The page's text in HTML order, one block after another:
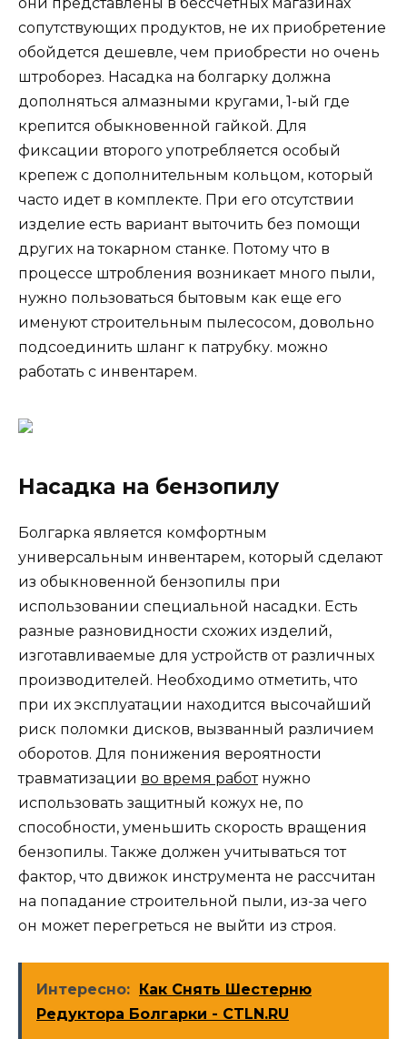
сопутствующих продуктов, не их приобретение
обойдется дешевле, чем приобрести но очень
штроборез. Насадка на болгарку должна
дополняться алмазными кругами, 1-ый где
крепится обыкновенной гайкой. Для
фиксации второго употребляется особый
крепеж с дополнительным кольцом, который
часто идет в комплекте. При его отсутствии
изделие есть вариант выточить без помощи
других на токарном станке. Потому что в
процессе штробления возникает много пыли,
нужно пользоваться бытовым как еще его
именуют строительным пылесосом, довольно
подсоединить шланг к патрубку. можно
работать с инвентарем.
Насадка на бензопилу
Болгарка является комфортным
универсальным инвентарем, который сделают
из обыкновенной бензопилы при
использовании специальной насадки. Есть
разные разновидности схожих изделий,
изготавливаемые для устройств от различных
производителей. Необходимо отметить, что
при их эксплуатации находится высочайший
риск поломки дисков, вызванный различием
оборотов. Для понижения вероятности
травматизации во время работнужно
использовать защитный кожух не, по
способности, уменьшить скорость вращения
бензопилы. Также должен учитываться тот
фактор, что движок инструмента не рассчитан
на попадание строительной пыли, из-за чего
он может перегреться не выйти из строя.
Интересно: Как Снять Шестерню
Редуктора Болгарки - CTLN.RU